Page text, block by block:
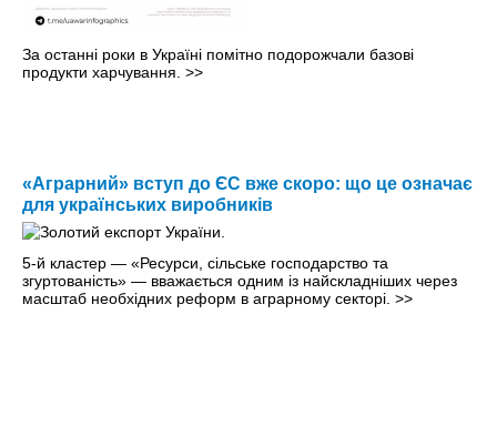
За останні роки в Україні помітно подорожчали базові
продукти харчування. >>
«Аграрний» вступ до ЄС вже скоро: що це означає
для українських виробників
5-й кластер — «Ресурси, сільське господарство та
згуртованість» — вважається одним із найскладніших через
масштаб необхідних реформ в аграрному секторі. >>